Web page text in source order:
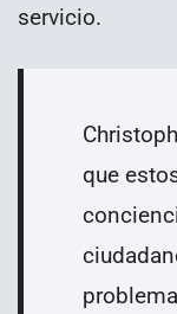
servicio.
que